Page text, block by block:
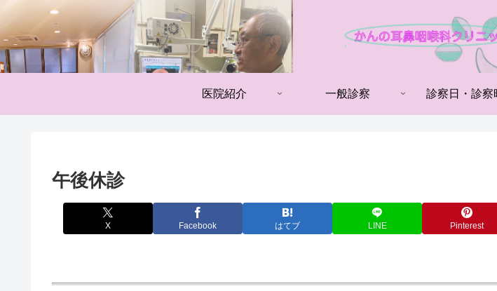
医院紹介 一般診察 診察日・診察
午後休診
X Facebook はてブ LINE Pinterest